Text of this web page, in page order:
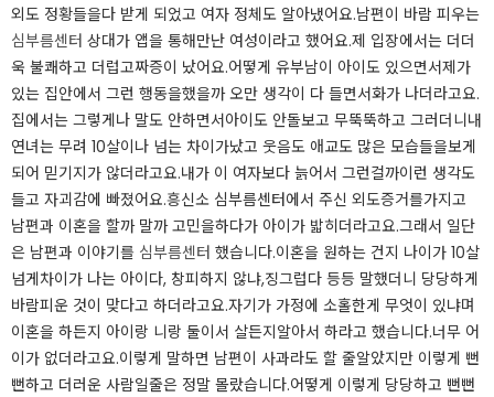
외도 정황들을다 받게 되었고 여자 정체도 알아냈어요.남편이 바람 피우는
심부름센터 상대가 앱을 통해만난 여성이라고 했어요.제 입장에서는 더더
욱 불쾌하고 더럽고짜증이 났어요.어떻게 유부남이 아이도 있으면서제가
있는 집안에서 그런 행동을했을까 오만 생각이 다 들면서화가 나더라고요.
집에서는 그렇게나 말도 안하면서아이도 안돌보고 무뚝뚝하고 그러더니내
연녀는 무려 10살이나 넘는 차이가났고 웃음도 애교도 많은 모습들을보게
되어 믿기지가 않더라고요.내가 이 여자보다 늙어서 그런걸까이런 생각도
들고 자괴감에 빠졌어요.​흥신소 심부름센터에서 주신 외도증거를가지고
남편과 이혼을 할까 말까 고민을하다가 아이가 밟히더라고요.그래서 일단
은 남편과 이야기를 심부름센터 했습니다.이혼을 원하는 건지 나이가 10살
넘게차이가 나는 아이다, 창피하지 않냐,징그럽다 등등 말했더니 당당하게
바람피운 것이 맞다고 하더라고요.자기가 가정에 소홀한게 무엇이 있냐며
이혼을 하든지 아이랑 니랑 둘이서 살든지알아서 하라고 했습니다.​너무 어
이가 없더라고요.이렇게 말하면 남편이 사과라도 할 줄알았지만 이렇게 뻔
뻔하고 더러운 사람일줄은 정말 몰랐습니다.어떻게 이렇게 당당하고 뻔뻔